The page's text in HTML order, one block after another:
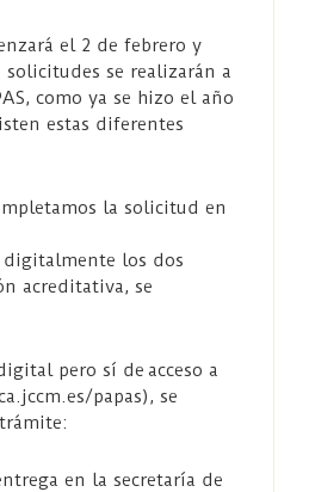
el 2 de febrero y
se realizarán a
como ya se hizo el año
estas diferentes
la solicitud en
los dos
acreditativa, se
pero sí de acceso a
papas), se
en la secretaría de